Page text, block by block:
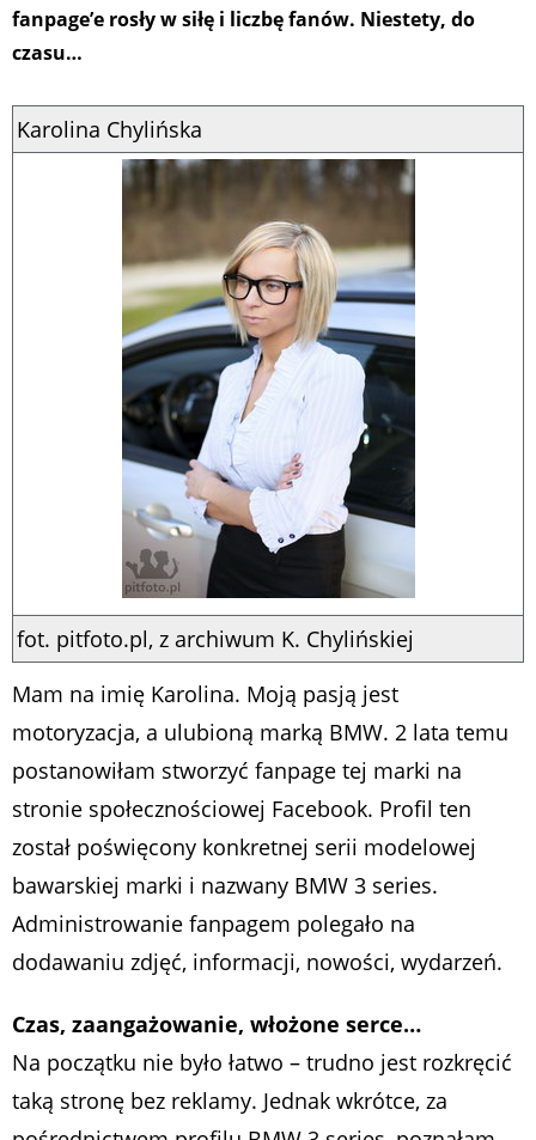
fanpage’e rosły w siłę i liczbę fanów. Niestety, do
czasu…
Karolina Chylińska
fot. pitfoto.pl, z archiwum K. Chylińskiej
Mam na imię Karolina. Moją pasją jest
motoryzacja, a ulubioną marką BMW. 2 lata temu
postanowiłam stworzyć fanpage tej marki na
stronie społecznościowej Facebook. Profil ten
został poświęcony konkretnej serii modelowej
bawarskiej marki i nazwany BMW 3 series.
Administrowanie fanpagem polegało na
dodawaniu zdjęć, informacji, nowości, wydarzeń.
Czas, zaangażowanie, włożone serce…
Na początku nie było łatwo – trudno jest rozkręcić
taką stronę bez reklamy. Jednak wkrótce, za